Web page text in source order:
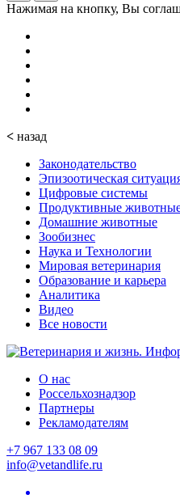
Нажимая на кнопку, Вы
< назад
Законодательство
Эпизоотическая
Цифровые системы
Продуктивные
Домашние животные
Зообизнес
Наука и Технологии
Мировая ветеринария
Образование и карьера
Аналитика
Видео
Все новости
О нас
Россельхознадзор
Партнеры
Рекламодателям
+7 967 133 08 09
info@vetandlife.ru